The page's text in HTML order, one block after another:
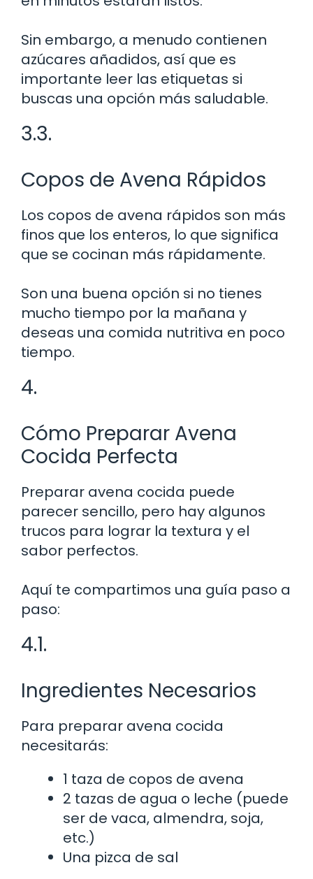
Sin embargo, a menudo contienen
azúcares añadidos, así que es
importante leer las etiquetas si
buscas una opción más saludable.
3.3.
Copos de Avena Rápidos
Los copos de avena rápidos son más
finos que los enteros, lo que significa
que se cocinan más rápidamente.
Son una buena opción si no tienes
mucho tiempo por la mañana y
deseas una comida nutritiva en poco
tiempo.
4.
Cómo Preparar Avena
Cocida Perfecta
Preparar avena cocida puede
parecer sencillo, pero hay algunos
trucos para lograr la textura y el
sabor perfectos.
Aquí te compartimos una guía paso a
paso:
4.1.
Ingredientes Necesarios
Para preparar avena cocida
necesitarás:
1 taza de copos de avena
2 tazas de agua o leche (puede
ser de vaca, almendra, soja,
etc.)
Una pizca de sal